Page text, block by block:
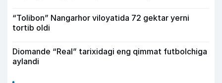
“Tolibon” Nangarhor viloyatida 72 gektar yerni
tortib oldi
Diomande “Real” tarixidagi eng qimmat futbolchiga
aylandi